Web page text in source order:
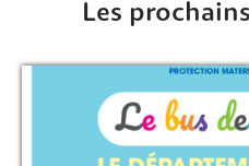
Les